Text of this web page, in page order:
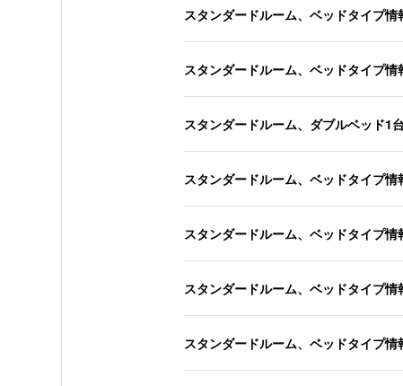
スタンダードルーム、ベッドタイプ情
スタンダードルーム、ベッドタイプ情
スタンダードルーム、ダブルベッド1台
スタンダードルーム、ベッドタイプ情
スタンダードルーム、ベッドタイプ情
スタンダードルーム、ベッドタイプ情
スタンダードルーム、ベッドタイプ情